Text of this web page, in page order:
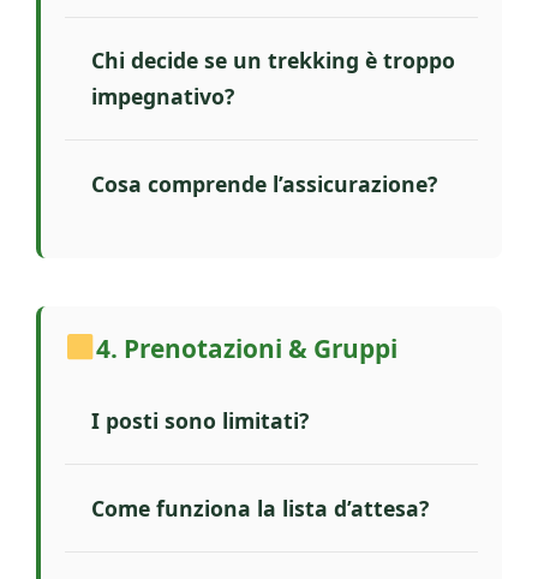
Chi decide se un trekking è troppo
impegnativo?
Cosa comprende l’assicurazione?
4. Prenotazioni & Gruppi
I posti sono limitati?
Come funziona la lista d’attesa?